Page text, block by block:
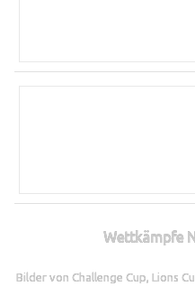
Wettkämpfe
Bilder von Challenge Cup, Lions